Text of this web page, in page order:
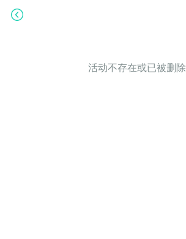
活动不存在或已被删除